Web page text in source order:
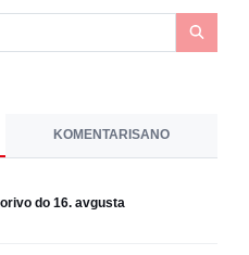
KOMENTARISANO
do 16. avgusta